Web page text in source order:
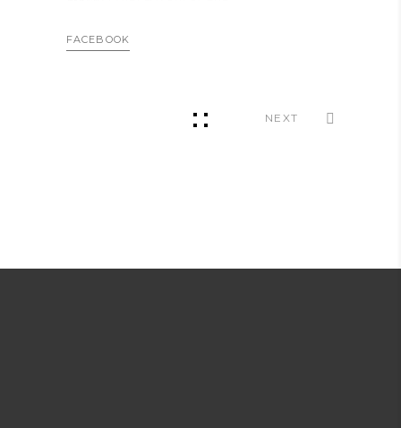
FACEBOOK
NEXT